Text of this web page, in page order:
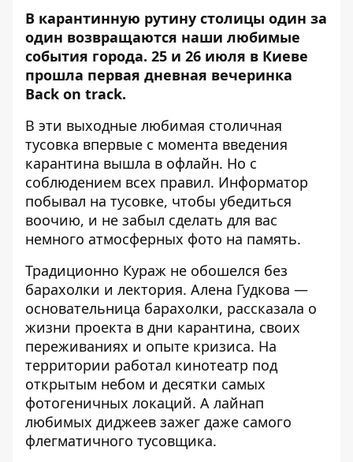
В карантинную рутину столицы один за
один возвращаются наши любимые
события города. 25 и 26 июля в Киеве
прошла первая дневная вечеринка
Back on track.
В эти выходные любимая столичная
тусовка впервые с момента введения
карантина вышла в офлайн. Но с
соблюдением всех правил. Информатор
побывал на тусовке, чтобы убедиться
воочию, и не забыл сделать для вас
немного атмосферных фото на память.
Традиционно Кураж не обошелся без
барахолки и лектория. Алена Гудкова —
основательница барахолки, рассказала о
жизни проекта в дни карантина, своих
переживаниях и опыте кризиса. На
территории работал кинотеатр под
открытым небом и десятки самых
фотогеничных локаций. А лайнап
любимых диджеев зажег даже самого
флегматичного тусовщика.